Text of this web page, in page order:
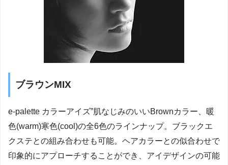
ブラウンMIX
e-palette カラーアイズ”肌なじみのいいBrownカラー、暖
色(warm)寒色(cool)の全6色のラインナップ。ブラックエ
クステとの組み合わせも可能。ヘアカラーとの似合わせで
印象的にアプローチすることができ、アイデザインの可能